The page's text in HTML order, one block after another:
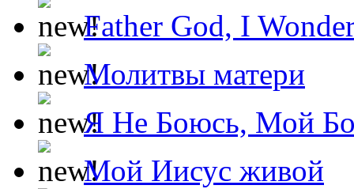
Father God, I
Молитвы матери
Я Не Боюсь, Мой
Мой Иисус живой